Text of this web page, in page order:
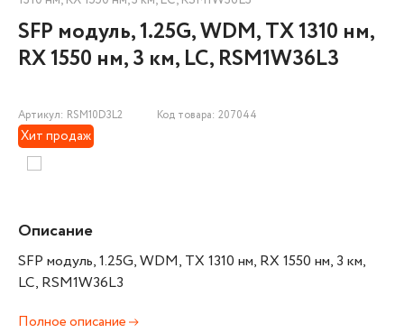
SFP модуль, 1.25G, WDM, TX 1310 нм,
RX 1550 нм, 3 км, LC, RSM1W36L3
Артикул: RSM10D3L2 Код товара: 207044
Хит продаж
Описание
SFP модуль, 1.25G, WDM, TX 1310 нм, RX 1550 нм, 3 км,
LC, RSM1W36L3
Полное описание